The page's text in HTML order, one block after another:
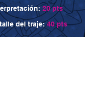
20 pts
del traje:40 pts
40 pts